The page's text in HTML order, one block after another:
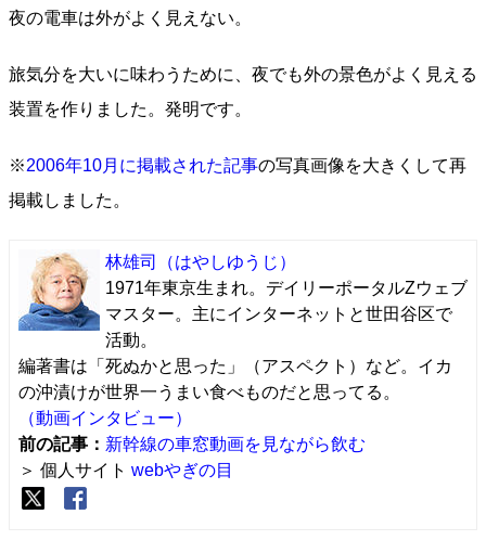
夜の電車は外がよく見えない。
旅気分を大いに味わうために、夜でも外の景色がよく見える
装置を作りました。発明です。
※2006年10月に掲載された記事の写真画像を大きくして再
掲載しました。
林雄司
（はやしゆうじ）
1971年東京生まれ。デイリーポータルZウェブ
マスター。主にインターネットと世田谷区で
活動。
編著書は「死ぬかと思った」（アスペクト）など。イカ
の沖漬けが世界一うまい食べものだと思ってる。
（動画インタビュー）
前の記事： 新幹線の車窓動画を見ながら飲む
＞ 個人サイト webやぎの目